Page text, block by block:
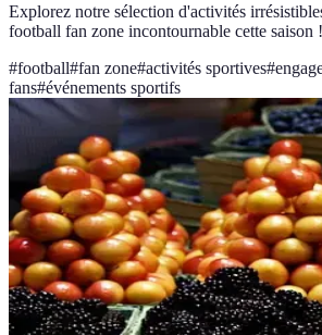
Explorez notre sélection d'activités
football fan zone incontournable cette saison !
#football#fan zone#activités sportives#
fans#événements sportifs